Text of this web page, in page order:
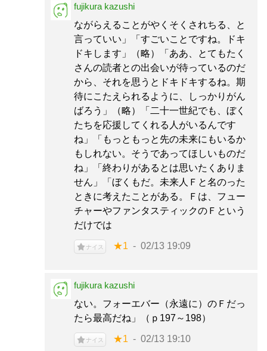
fujikura kazushi
ながらえることがやくそくされちる、と
言っていい」「すごいことですね。ドキ
ドキします」（略）「ああ、とてもたく
さんの読者との出会いが待っているのだ
から、それを思うとドキドキするね。期
待にこたえられるように、しっかりがん
ばろう」（略）「二十一世紀でも、ぼく
たちを応援してくれる人がいるんです
ね」「もっともっと先の未来にもいるか
もしれない。そうであってほしいものだ
ね」「終わりがあるとは思いたくありま
せん」「ぼくもだ。未来人Ｆと名のった
ときに考えたことがある。Ｆは、フュー
チャーやファンタスティックのＦという
だけでは
ナイス ★1 02/13 19:09
fujikura kazushi
ない。フォーエバー（永遠に）のＦだっ
たら最高だね」（ｐ197～198）
ナイス ★1 02/13 19:10